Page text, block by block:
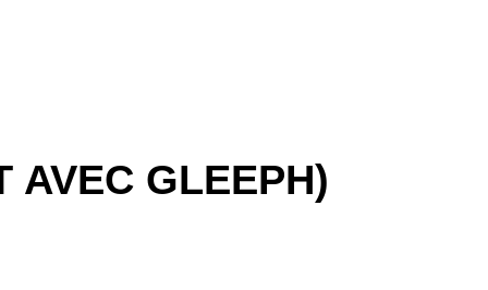
AVEC GLEEPH)